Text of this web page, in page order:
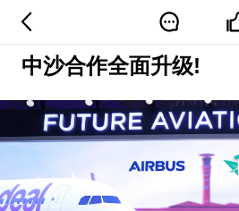
中沙合作全面升级!